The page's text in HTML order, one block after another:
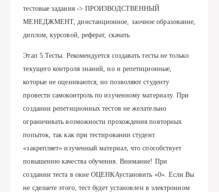
тестовые задания -> ПРОИЗВОДСТВЕННЫЙ
МЕНЕДЖМЕНТ, динстанционное, заочное образование,
диплом, курсовой, реферат, скачать
Этап 5.Тесты. Рекомендуется создавать тесты не только
текущего контроля знаний, но и репетиционные,
которые не оцениваются, но позволяют студенту
провести самоконтроль по изученному материалу. При
создании репетиционных тестов не желательно
ограничивать возможности прохождения повторных
попыток, так как при тестировании студент
«закрепляет» изученный материал, что способствует
повышению качества обучения. Внимание! При
создании теста в окне ОЦЕНКАустановить «0». Если Вы
не сделаете этого, тест будет установлен в электронном